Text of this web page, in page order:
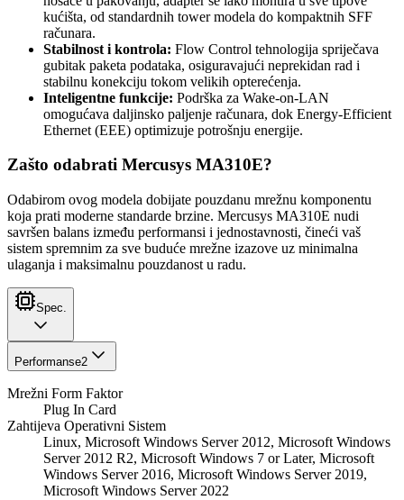
kućišta, od standardnih tower modela do kompaktnih SFF
računara.
Stabilnost i kontrola: Flow Control tehnologija spriječava
gubitak paketa podataka, osiguravajući neprekidan rad i
stabilnu konekciju tokom velikih opterećenja.
Inteligentne funkcije: Podrška za Wake-on-LAN
omogućava daljinsko paljenje računara, dok Energy-Efficient
Ethernet (EEE) optimizuje potrošnju energije.
Zašto odabrati Mercusys MA310E?
Odabirom ovog modela dobijate pouzdanu mrežnu komponentu
koja prati moderne standarde brzine. Mercusys MA310E nudi
savršen balans između performansi i jednostavnosti, čineći vaš
sistem spremnim za sve buduće mrežne izazove uz minimalna
ulaganja i maksimalnu pouzdanost u radu.
Spec.
Performanse2
Mrežni Form Faktor
Plug In Card
Zahtijeva Operativni Sistem
Linux, Microsoft Windows Server 2012, Microsoft Windows
Server 2012 R2, Microsoft Windows 7 or Later, Microsoft
Windows Server 2016, Microsoft Windows Server 2019,
Microsoft Windows Server 2022